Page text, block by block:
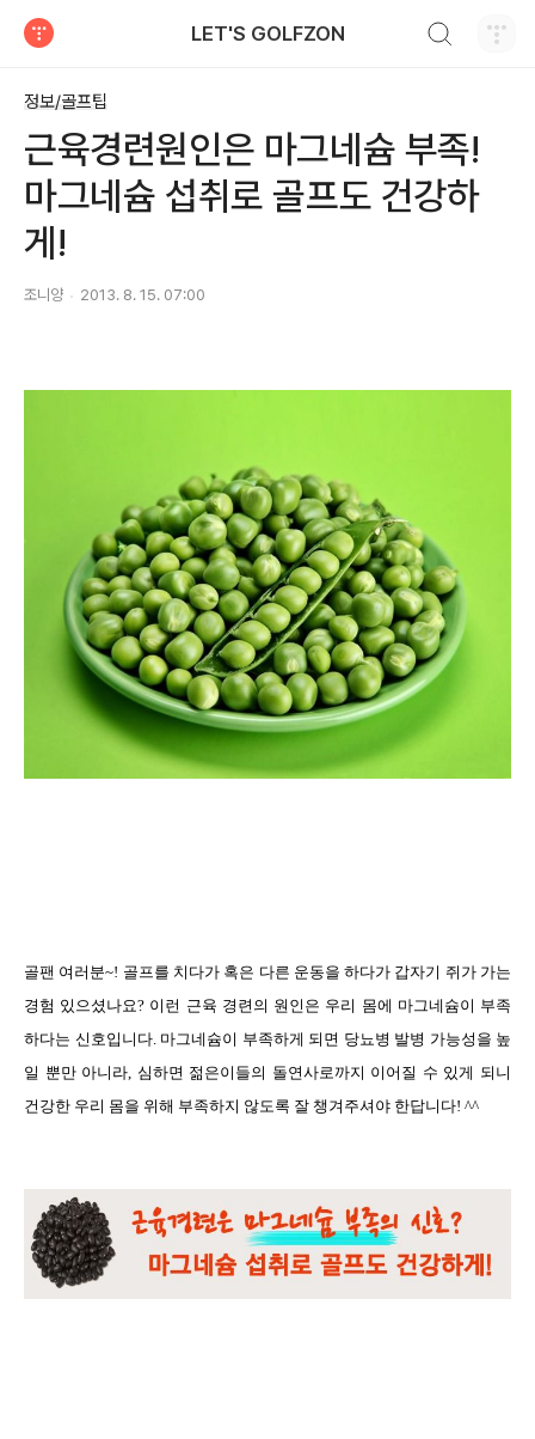
LET'S GOLFZON
정보/골프팁
근육경련원인은 마그네슘 부족!
마그네슘 섭취로 골프도 건강하
게!
조니양 2013. 8. 15. 07:00
골팬 여러분~! 골프를 치다가 혹은 다른 운동을 하다가 갑자기 쥐가 가는
경험 있으셨나요? 이런 근육 경련의 원인은 우리 몸에 마그네슘이 부족
하다는 신호입니다. 마그네슘이 부족하게 되면 당뇨병 발병 가능성을 높
일 뿐만 아니라, 심하면 젊은이들의 돌연사로까지 이어질 수 있게 되니
건강한 우리 몸을 위해 부족하지 않도록 잘 챙겨주셔야 한답니다! ^^